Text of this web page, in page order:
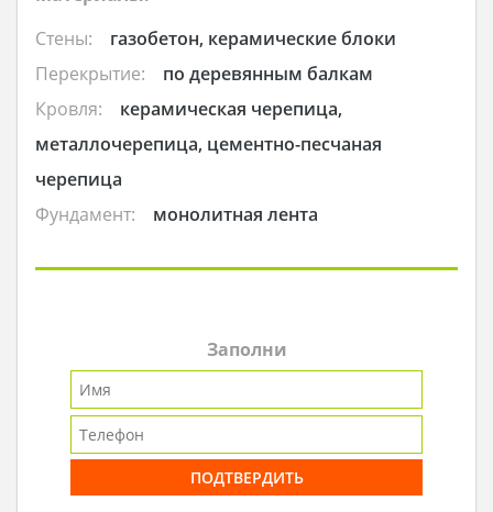
Стены:
газобетон, керамические блоки
Перекрытие:
по деревянным балкам
Кровля:
керамическая черепица,
металлочерепица, цементно-песчаная
черепица
Фундамент:
монолитная лента
Заполни